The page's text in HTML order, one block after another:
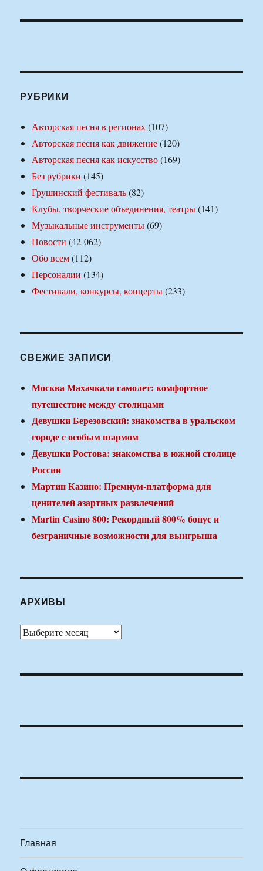
РУБРИКИ
Авторская песня в регионах(107)
Авторская песня как движение(120)
Авторская песня как искусство(169)
Без рубрики (145)
Грушинский фестиваль(82)
Клубы, творческие объединения, театры(141)
Музыкальные инструменты(69)
Новости (42 062)
Обо всем(112)
Персоналии (134)
Фестивали, конкурсы, концерты(233)
СВЕЖИЕ ЗАПИСИ
Москва Махачкала самолет: комфортное
путешествие между столицами
Девушки Березовский: знакомства в уральском
городе с особым шармом
Девушки Ростова: знакомства в южной столице
России
Мартин Казино: Премиум-платформа для
ценителей азартных развлечений
Martin Casino 800: Рекордный 800% бонус и
безграничные возможности для выигрыша
АРХИВЫ
Архивы
Главная